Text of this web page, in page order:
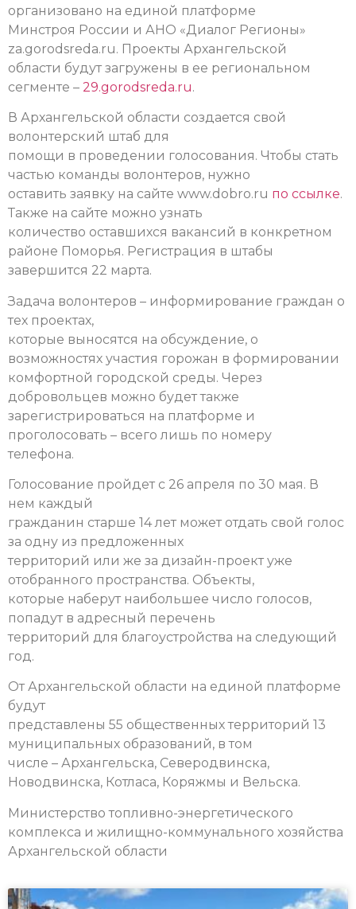
организовано на единой платформе
Минстроя России и АНО «Диалог Регионы»
za.gorodsreda.ru. Проекты Архангельской
области будут загружены в ее региональном
сегменте – 29.gorodsreda.ru.
В Архангельской области создается свой
волонтерский штаб для
помощи в проведении голосования. Чтобы стать
частью команды волонтеров, нужно
оставить заявку на сайте www.dobro.ru по ссылке.
Также на сайте можно узнать
количество оставшихся вакансий в конкретном
районе Поморья. Регистрация в штабы
завершится 22 марта.
Задача волонтеров – информирование граждан о
тех проектах,
которые выносятся на обсуждение, о
возможностях участия горожан в формировании
комфортной городской среды. Через
добровольцев можно будет также
зарегистрироваться на платформе и
проголосовать – всего лишь по номеру
телефона.
Голосование пройдет с 26 апреля по 30 мая. В
нем каждый
гражданин старше 14 лет может отдать свой голос
за одну из предложенных
территорий или же за дизайн-проект уже
отобранного пространства. Объекты,
которые наберут наибольшее число голосов,
попадут в адресный перечень
территорий для благоустройства на следующий
год.
От Архангельской области на единой платформе
будут
представлены 55 общественных территорий 13
муниципальных образований, в том
числе – Архангельска, Северодвинска,
Новодвинска, Котласа, Коряжмы и Вельска.
Министерство топливно-энергетического
комплекса и жилищно-коммунального хозяйства
Архангельской области